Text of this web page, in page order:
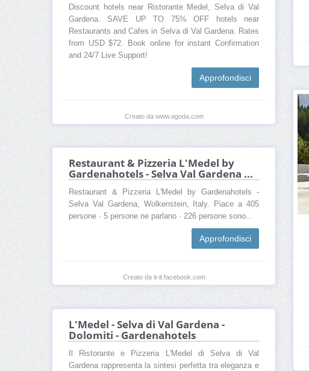
Discount hotels near Ristorante Medel, Selva di Val
Gardena. SAVE UP TO 75% OFF hotels near
Restaurants and Cafes in Selva di Val Gardena. Rates
from USD $72. Book online for instant Confirmation
and 24/7 Live Support!
Approfondisci
Creato da www.agoda.com
Restaurant & Pizzeria L'Medel by
Gardenahotels - Selva Val Gardena ...
Restaurant & Pizzeria L'Medel by Gardenahotels -
Selva Val Gardena, Wolkenstein, Italy. Piace a 405
persone · 5 persone ne parlano · 226 persone sono...
Approfondisci
Creato da it-it.facebook.com
L'Medel - Selva di Val Gardena -
Dolomiti - Gardenahotels
Il Ristorante e Pizzeria L'Medel di Selva di Val
Gardena rappresenta la sintesi perfetta tra eleganza e